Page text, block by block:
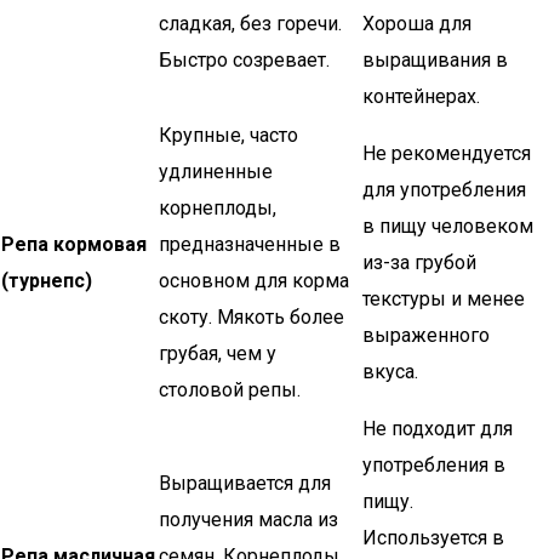
сладкая, без горечи.
Быстро созревает.
Хороша для
выращивания в
контейнерах.
Репа кормовая
(турнепс)
Крупные, часто
удлиненные
корнеплоды,
предназначенные в
основном для корма
скоту. Мякоть более
грубая, чем у
столовой репы.
Не рекомендуется
для употребления
в пищу человеком
из-за грубой
текстуры и менее
выраженного
вкуса.
Выращивается для
получения масла из
Не подходит для
употребления в
пищу.
Используется в